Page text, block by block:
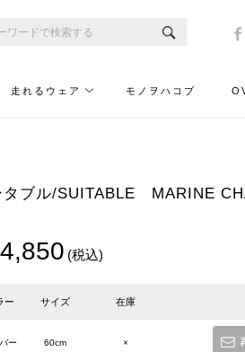
走れるウェア モノヲハコブ
タブル/SUITABLE MARINE
(税込)
ー サイズ 在庫
ー 60cm ×